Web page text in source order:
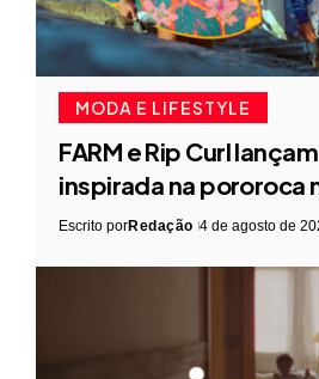
MODA E LIFESTYLE
FARM e Rip Curl
inspirada na pororoca
Escrito porRedação 4 de agosto de